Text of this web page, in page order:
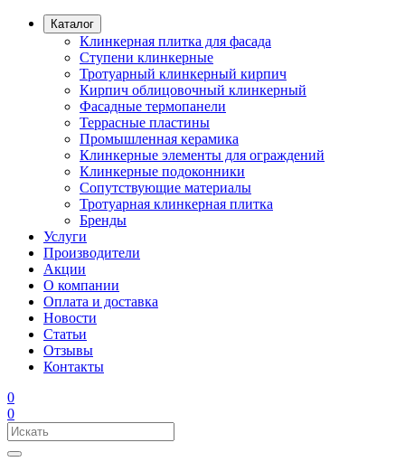
Каталог
Клинкерная плитка для фасада
Ступени клинкерные
Тротуарный клинкерный кирпич
Кирпич облицовочный клинкерный
Фасадные термопанели
Террасные пластины
Промышленная керамика
Клинкерные элементы для ограждений
Клинкерные подоконники
Сопутствующие материалы
Тротуарная клинкерная плитка
Бренды
Услуги
Производители
Акции
О компании
Оплата и доставка
Новости
Статьи
Отзывы
Контакты
0
0